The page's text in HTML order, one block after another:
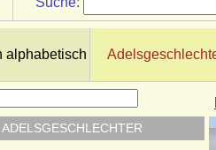
alphabetisch
ADELSGESCHLECHTER
(Herren von Tresckow)
von Altdorf und Türckheim
von Baden (Reichsfreiherren und
(Herren und Reichsfreiherren von